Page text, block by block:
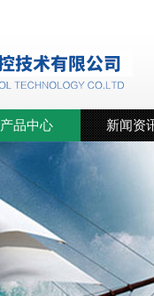
产品中心 新闻资